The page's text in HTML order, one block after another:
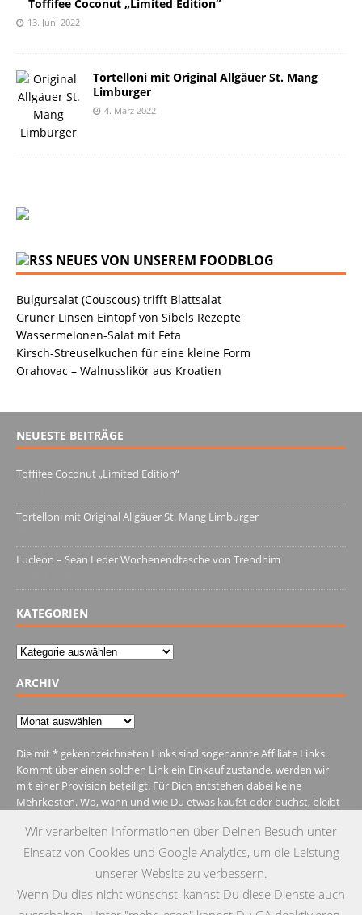
Toffifee Coconut „Limited Edition“
13. Juni 2022
Tortelloni mit Original Allgäuer St. Mang
Limburger
4. März 2022
NEUES VON UNSEREM FOODBLOG
Bulgursalat (Couscous) trifft Blattsalat
Grüner Linsen Eintopf von Sibels Rezepte
Wassermelonen-Salat mit Feta
Kirsch-Streuselkuchen für eine kleine Form
Orahovac – Walnusslikör aus Kroatien
NEUESTE BEITRÄGE
Toffifee Coconut „Limited Edition“
Tortelloni mit Original Allgäuer St. Mang Limburger
Lucleon – Sean Leder Wochenendtasche von Trendhim
KATEGORIEN
Kategorien
ARCHIV
Archiv
Die mit * gekennzeichneten Links sind sogenannte Affiliate Links.
Kommt über einen solchen Link ein Einkauf zustande, werden wir
mit einer Provision beteiligt. Für Dich entstehen dabei keine
Mehrkosten. Wo, wann und wie Du etwas kaufst oder buchst, bleibt
IMPRESSUM DATENSCHUTZ KONTAKT
Wir verarbeiten Informationen über Deinen Besuch unter
Einsatz von Cookies und Google Analytics, um die Leistung
unserer Website zu verbessern.
Wenn Du dies nicht wünschst, kannst Du diese Dienste auch